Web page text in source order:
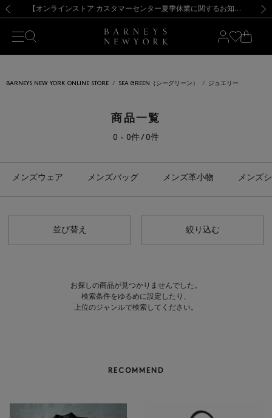
新規登録のお客様も対象！＜MY BARNEYS＞会員のお客様は11,000円（税込）以上のお買上げで常時送料無料！お買い物の際は会員登録を！
【夏季休業に伴う出荷一時停止のお知らせ】(2026.8.7) 【オンラインストア カスタマーセンター夏季休業に関するお知らせ】（2026.8.7）
【夏季休業に伴う返品・交換承り一時停止のお知らせ】（2026.8.5）
熊本県を中心とした地震の影響によるお荷物のお届けについて
【開催中】SUMMER SALEのご案内・ご注意事項 新規登録のお客様も対象！＜MY BARNEYS＞会員のお客様は11,000円（税込）以上のお買上げで常時送料無料！お買い物の際は会員登録を！
【夏季休業に伴う出荷一時停止のお知らせ】(2026.8.7)
BARNEYS NEW YORK ONLINE STORE SEA GREEN（シーグリーン） ジュエリー
商品一覧
0 - 0件 / 0件
メンズウェア メンズバッグ メンズ革小物 メンズ
並び替え 絞り込む
お探しの商品が見つかりませんでした。
検索条件をゆるめに設定したり、
上位のジャンルで検索してください。
RECOMMEND